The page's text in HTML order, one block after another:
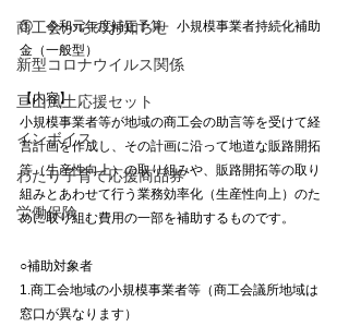
商工会からのお知らせ
新型コロナウイルス関係
亘山風土応援セット
インボイス
わたり子育て応援商品券
労働保険
①　令和元年度補正予算　小規模事業者持続化補助
金（一般型）
【内容】
小規模事業者等が地域の商工会の助言等を受けて経
営計画を作成し、その計画に沿って地道な販路開拓
等（生産性向上）の取り組みや、販路開拓等の取り
組みとあわせて行う業務効率化（生産性向上）のた
めに取り組む費用の一部を補助するものです。
○補助対象者
1.商工会地域の小規模事業者等（商工会議所地域は
窓口が異なります）